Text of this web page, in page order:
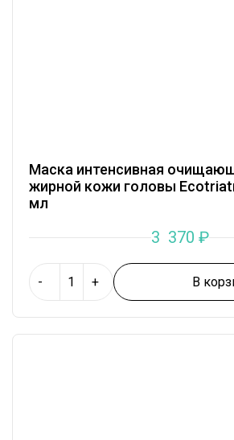
Маска интенсивная
жирной кожи головы
мл
3 370 ₽
- + В